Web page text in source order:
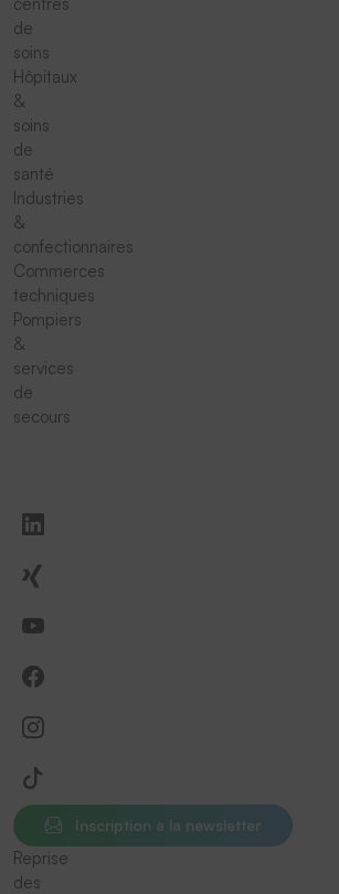
de
soins
Hôpitaux
&
soins
de
santé
Industries
&
confectionnaires
Commerces
techniques
Pompiers
&
services
de
secours
Inscription à la newsletter
Reprise
des